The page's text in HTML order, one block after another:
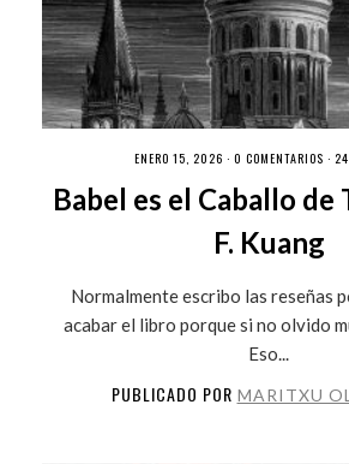
ENERO 15, 2026 · 0 COMENTARIOS ·
Babel es el Caballo de
F. Kuang
Normalmente escribo las reseñas
acabar el libro porque si no olvido
Eso...
PUBLICADO POR MARITXU